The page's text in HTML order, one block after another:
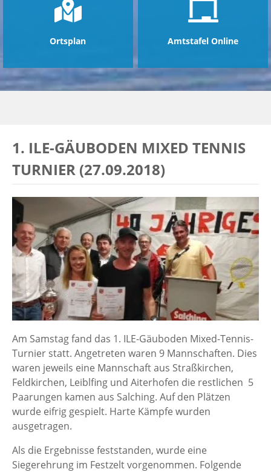
Ortsplan Amtstafel Online
1. ILE-GÄUBODEN MIXED TENNIS
TURNIER (27.09.2018)
Am Samstag fand das 1. ILE-Gäuboden Mixed-Tennis-
Turnier statt. Angetreten waren 9 Mannschaften. Dies
waren jeweils eine Mannschaft aus Straßkirchen,
Feldkirchen, Leiblfing und Aiterhofen die restlichen 5
Paarungen kamen aus Salching. Auf den Plätzen
wurde eifrig gespielt. Harte Kämpfe wurden
ausgetragen.
Als die Ergebnisse feststanden, wurde eine
Siegerehrung im Festzelt vorgenommen. Folgende